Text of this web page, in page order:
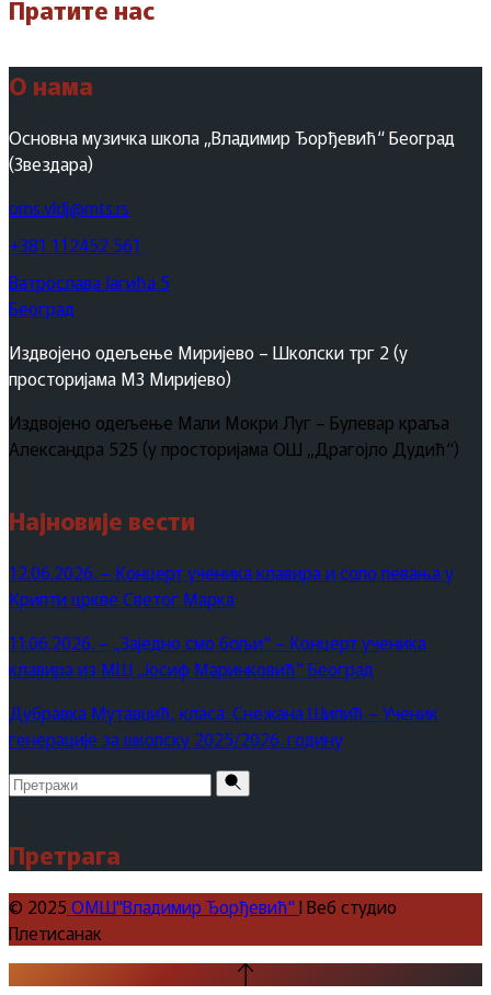
Пратите нас
О нама
Основна музичка школа „Владимир Ђорђевић“ Београд
(Звездара)
oms.vldj@mts.rs
+381 112452 561
Ватрослава Јагића 5
Београд
Издвојено одељење Миријево – Школски трг 2 (у
просторијама МЗ Миријево)
Издвојено одељење Мали Мокри Луг – Булевар краља
Александра 525 (у просторијама ОШ „Драгојло Дудић“)
Најновије вести
12.06.2026. – Концерт ученика клавира и соло певања у
Крипти цркве Светог Марка
11.06.2026. – „Заједно смо бољи“ – Концерт ученика
клавира из МШ „Јосиф Маринковић“ Београд
Дубравка Мутавџић, класа: Снежана Шипић – Ученик
генерације за школску 2025/2026. годину
Pretraži
Претрага
© 2025 ОМШ"Владимир Ђорђевић"I Веб студио
Плетисанак